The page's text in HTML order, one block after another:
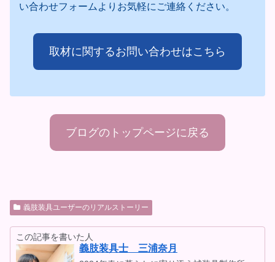
い合わせフォームよりお気軽にご連絡ください。
取材に関するお問い合わせはこちら
ブログのトップページに戻る
義肢装具ユーザーのリアルストーリー
この記事を書いた人
義肢装具士 三浦奈月